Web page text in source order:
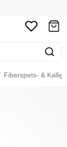
Fiberspets- &